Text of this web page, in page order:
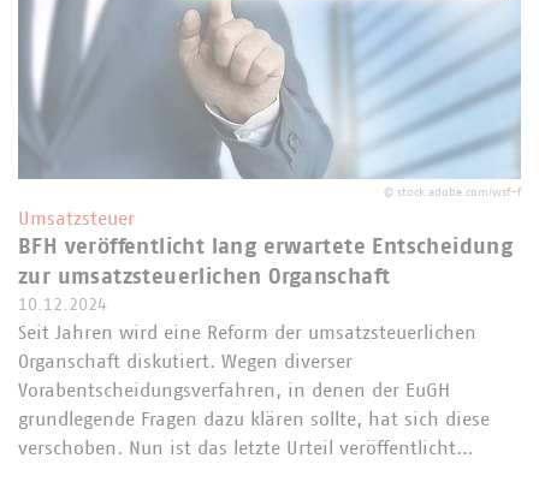
© stock.adobe.com/wsf-f
Umsatzsteuer
BFH veröffentlicht lang erwartete Entscheidung
zur umsatzsteuerlichen Organschaft
10.12.2024
Seit Jahren wird eine Reform der umsatzsteuerlichen
Organschaft diskutiert. Wegen diverser
Vorabentscheidungsverfahren, in denen der EuGH
grundlegende Fragen dazu klären sollte, hat sich diese
verschoben. Nun ist das letzte Urteil veröffentlicht…